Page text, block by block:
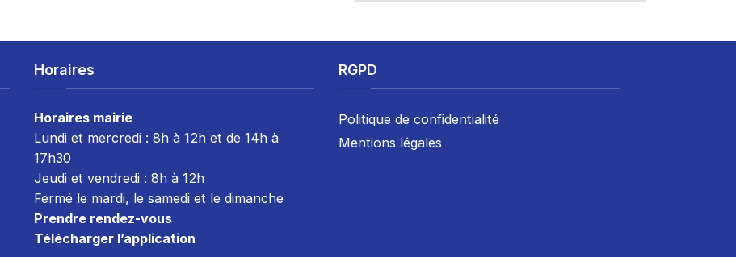
Horaires
Horaires mairie
Lundi et mercredi : 8h à 12h et de 14h à
17h30
Jeudi et vendredi : 8h à 12h
Fermé le mardi, le samedi et le dimanche
Prendre rendez-vous
Télécharger l’application
RGPD
Politique de confidentialité
Mentions légales